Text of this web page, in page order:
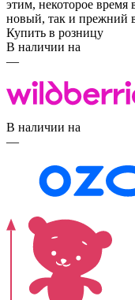
этим, некоторое время
новый, так и прежний
Купить в розницу
В наличии на
—
В наличии на
—